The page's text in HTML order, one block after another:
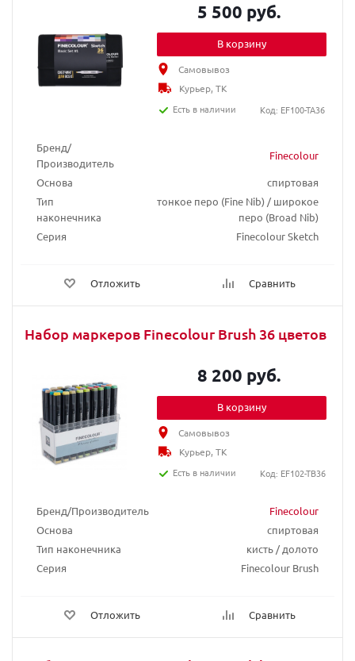
Бренд/
Производитель
Finecolour
Основа
спиртовая
Тип
наконечника
тонкое перо (Fine Nib) / широкое
перо (Broad Nib)
Серия
Finecolour Sketch
Отложить Сравнить
5 500 руб.
В корзину
Самовывоз
Курьер, ТК
Есть в наличии
Код: EF100-TA36
Набор маркеров Finecolour Brush 36 цветов
Бренд/Производитель
Finecolour
Основа
спиртовая
Тип наконечника
кисть / долото
Серия
Finecolour Brush
Отложить Сравнить
8 200 руб.
В корзину
Самовывоз
Курьер, ТК
Есть в наличии
Код: EF102-TB36